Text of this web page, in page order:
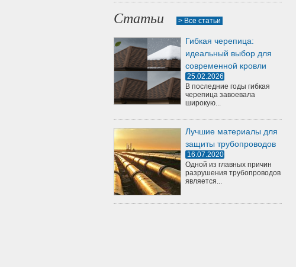
Статьи > Все статьи
Гибкая черепица:
идеальный выбор для
современной кровли
25.02.2026
В последние годы гибкая
черепица завоевала
широкую...
Лучшие материалы для
защиты трубопроводов
16.07.2020
Одной из главных причин
разрушения трубопроводов
является...